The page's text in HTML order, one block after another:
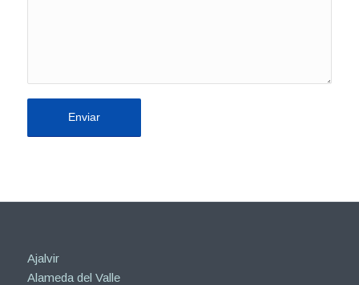
Ajalvir
Alameda del Valle